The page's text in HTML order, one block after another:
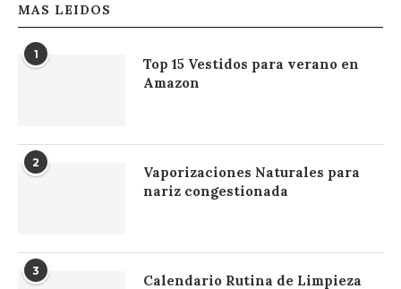
MAS LEIDOS
1
Top 15 Vestidos para verano en
Amazon
2
Vaporizaciones Naturales para
nariz congestionada
3
Calendario Rutina de Limpieza